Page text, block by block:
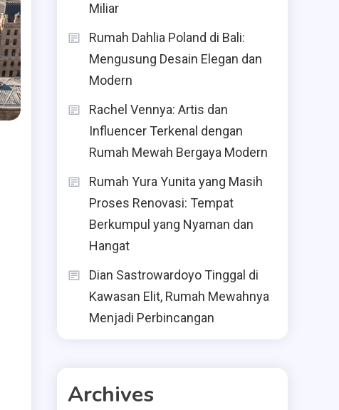
Miliar
Rumah Dahlia Poland di Bali:
Mengusung Desain Elegan dan
Modern
Rachel Vennya: Artis dan
Influencer Terkenal dengan
Rumah Mewah Bergaya Modern
Rumah Yura Yunita yang Masih
Proses Renovasi: Tempat
Berkumpul yang Nyaman dan
Hangat
Dian Sastrowardoyo Tinggal di
Kawasan Elit, Rumah Mewahnya
Menjadi Perbincangan
Archives